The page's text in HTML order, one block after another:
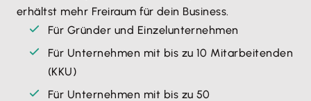
erhältst mehr Freiraum für dein Business.
Für Gründer und Einzelunternehmen
Für Unternehmen mit bis zu 10 Mitarbeitenden
(KKU)
Für Unternehmen mit bis zu 50